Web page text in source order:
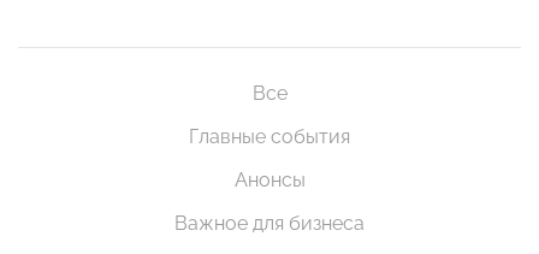
Все
Главные события
Анонсы
Важное для бизнеса